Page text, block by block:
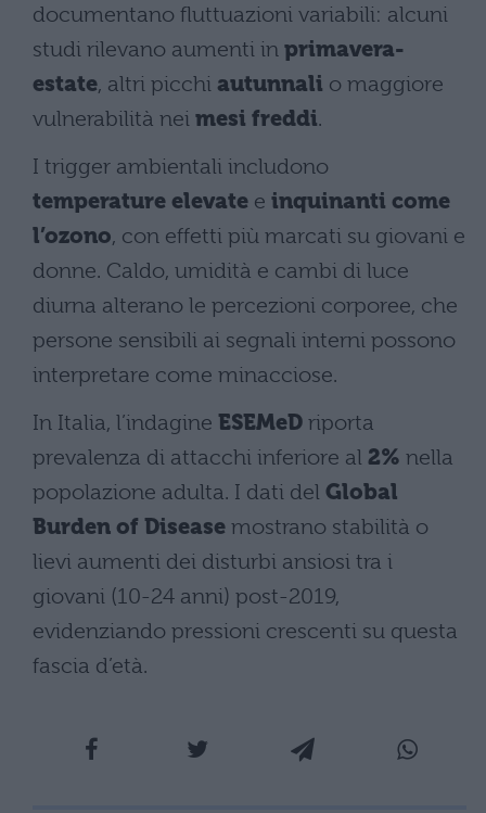
documentano fluttuazioni variabili: alcuni
studi rilevano aumenti in primavera-
estate, altri picchi autunnali o maggiore
vulnerabilità nei mesi freddi.
I trigger ambientali includono
temperature elevate e inquinanti come
l’ozono, con effetti più marcati su giovani e
donne. Caldo, umidità e cambi di luce
diurna alterano le percezioni corporee, che
persone sensibili ai segnali interni possono
interpretare come minacciose.
In Italia, l’indagine ESEMeD riporta
prevalenza di attacchi inferiore al 2% nella
popolazione adulta. I dati del Global
Burden of Disease mostrano stabilità o
lievi aumenti dei disturbi ansiosi tra i
giovani (10-24 anni) post-2019,
evidenziando pressioni crescenti su questa
fascia d’età.